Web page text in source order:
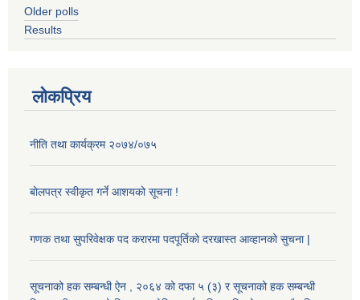
Older polls
Results
लोकप्रिय
नीति तथा कार्यक्रम २०७४/०७५
बोलपत्र स्वीकृत गर्ने आशयको सूचना !
गणक तथा सुपरिवेक्षक पद करारमा पदपूर्तिको दरखास्त आव्हानको सुचना |
सूचनाको हक सम्बन्धी ऐन , २०६४ को दफा ५ (३) र सूचनाको हक सम्बन्धी